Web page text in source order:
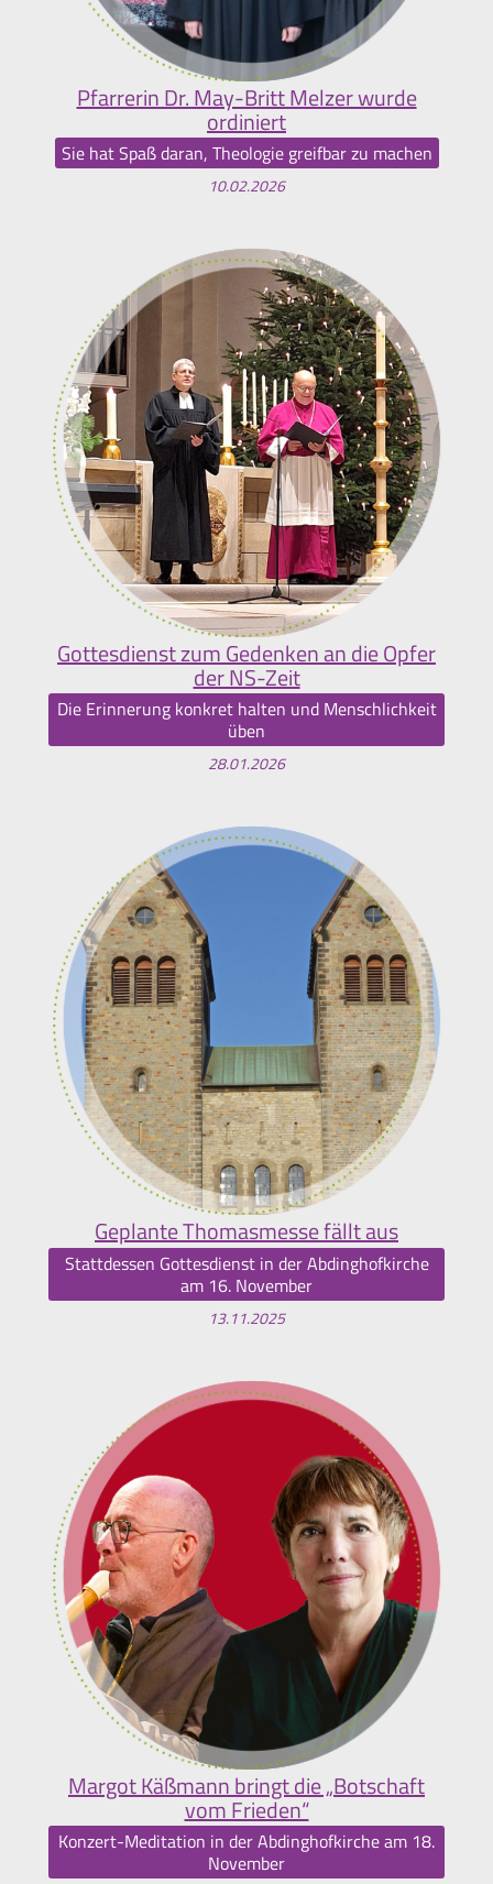
Pfarrerin Dr. May-Britt Melzer wurde
ordiniert
Sie hat Spaß daran, Theologie greifbar zu machen
10.02.2026
Gottesdienst zum Gedenken an die Opfer
der NS-Zeit
Die Erinnerung konkret halten und Menschlichkeit
üben
28.01.2026
Geplante Thomasmesse fällt aus
Stattdessen Gottesdienst in der Abdinghofkirche
am 16. November
13.11.2025
Margot Käßmann bringt die „Botschaft
vom Frieden“
Konzert-Meditation in der Abdinghofkirche am 18.
November